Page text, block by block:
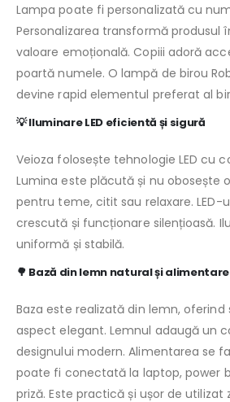
Lampa poate fi personalizată cu
Personalizarea transformă
valoare emoțională. Copiii adoră
poartă numele. O lampă de birou
devine rapid elementul preferat al
💡 Iluminare LED eficientă și sigură
Veioza folosește tehnologie LED cu
Lumina este plăcută și nu obosește
pentru teme, citit sau relaxare. LED-
crescută și funcționare silențioasă.
uniformă și stabilă.
🌳 Bază din lemn natural și alimentare
Baza este realizată din lemn,
aspect elegant. Lemnul adaugă un
designului modern. Alimentarea se
poate fi conectată la laptop, power
priză. Este practică și ușor de utilizat